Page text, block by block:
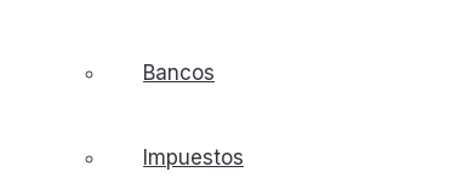
Bancos
Impuestos